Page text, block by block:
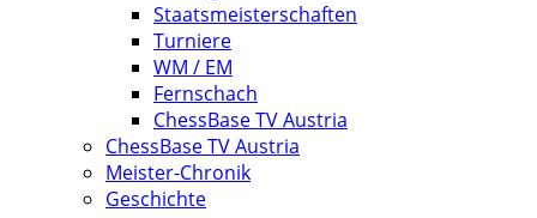
Staatsmeisterschaften
Turniere
WM / EM
Fernschach
ChessBase TV Austria
ChessBase TV Austria
Meister-Chronik
Geschichte